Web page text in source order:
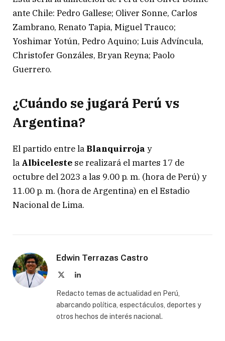
ante Chile: Pedro Gallese; Oliver Sonne, Carlos
Zambrano, Renato Tapia, Miguel Trauco;
Yoshimar Yotún, Pedro Aquino; Luis Advíncula,
Christofer Gonzáles, Bryan Reyna; Paolo
Guerrero.
¿Cuándo se jugará Perú vs
Argentina?
El partido entre la Blanquirroja y
la Albiceleste se realizará el martes 17 de
octubre del 2023 a las 9.00 p. m. (hora de Perú) y
11.00 p. m. (hora de Argentina) en el Estadio
Nacional de Lima.
Edwin Terrazas Castro
LinkedIn
Redacto temas de actualidad en Perú,
abarcando política, espectáculos, deportes y
otros hechos de interés nacional.